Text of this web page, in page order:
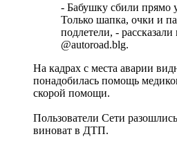
- Бабушку сбили прямо
Только шапка, очки и
подлетели, - рассказали
@autoroad.blg.
На кадрах с места аварии
понадобилась помощь
скорой помощи.
Пользователи Сети
виноват в ДТП.